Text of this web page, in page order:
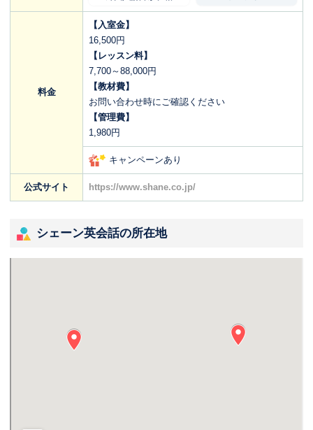
料金
【入室金】
16,500円
【レッスン料】
7,700～88,000円
【教材費】
お問い合わせ時にご確認ください
【管理費】
1,980円
キャンペーンあり
公式サイト https://www.shane.co.jp/
シェーン英会話の所在地